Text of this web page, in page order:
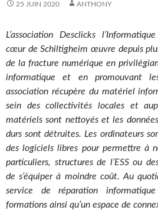
25 JUIN 2020 ANTHONY
L’association Desclicks
cœur de Schiltigheim œuvre depuis
de la fracture numérique en
informatique et en promouvant
association récupère du matériel
sein des collectivités locales et
matériels sont nettoyés et les
durs sont détruites. Les ordinateurs
des logiciels libres pour permettre à
particuliers, structures de l’ESS ou
de s’équiper à moindre coût. Au
service de réparation
formations ainsi qu’un espace de